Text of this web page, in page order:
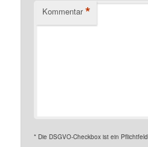
Kommentar *
* Die DSGVO-Checkbox ist ein Pflichtfeld